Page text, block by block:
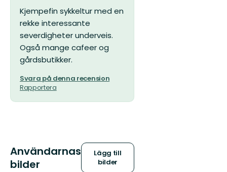
5
stjärnor
Kjempefin sykkeltur med en
rekke interessante
severdigheter underveis.
Også mange cafeer og
gårdsbutikker.
Svara på denna recension
Rapportera
Användarnas
bilder
Lägg till
bilder